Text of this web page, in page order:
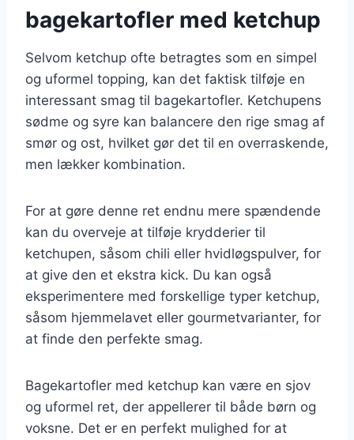
bagekartofler med ketchup
Selvom ketchup ofte betragtes som en simpel
og uformel topping, kan det faktisk tilføje en
interessant smag til bagekartofler. Ketchupens
sødme og syre kan balancere den rige smag af
smør og ost, hvilket gør det til en overraskende,
men lækker kombination.
For at gøre denne ret endnu mere spændende
kan du overveje at tilføje krydderier til
ketchupen, såsom chili eller hvidløgspulver, for
at give den et ekstra kick. Du kan også
eksperimentere med forskellige typer ketchup,
såsom hjemmelavet eller gourmetvarianter, for
at finde den perfekte smag.
Bagekartofler med ketchup kan være en sjov
og uformel ret, der appellerer til både børn og
voksne. Det er en perfekt mulighed for at